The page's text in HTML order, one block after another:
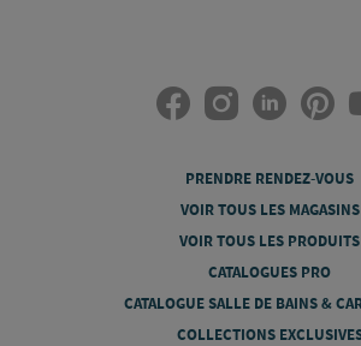
PRENDRE RENDEZ-VOUS
VOIR TOUS LES MAGASINS
VOIR TOUS LES PRODUITS
CATALOGUES PRO
CATALOGUE SALLE DE BAINS &
COLLECTIONS